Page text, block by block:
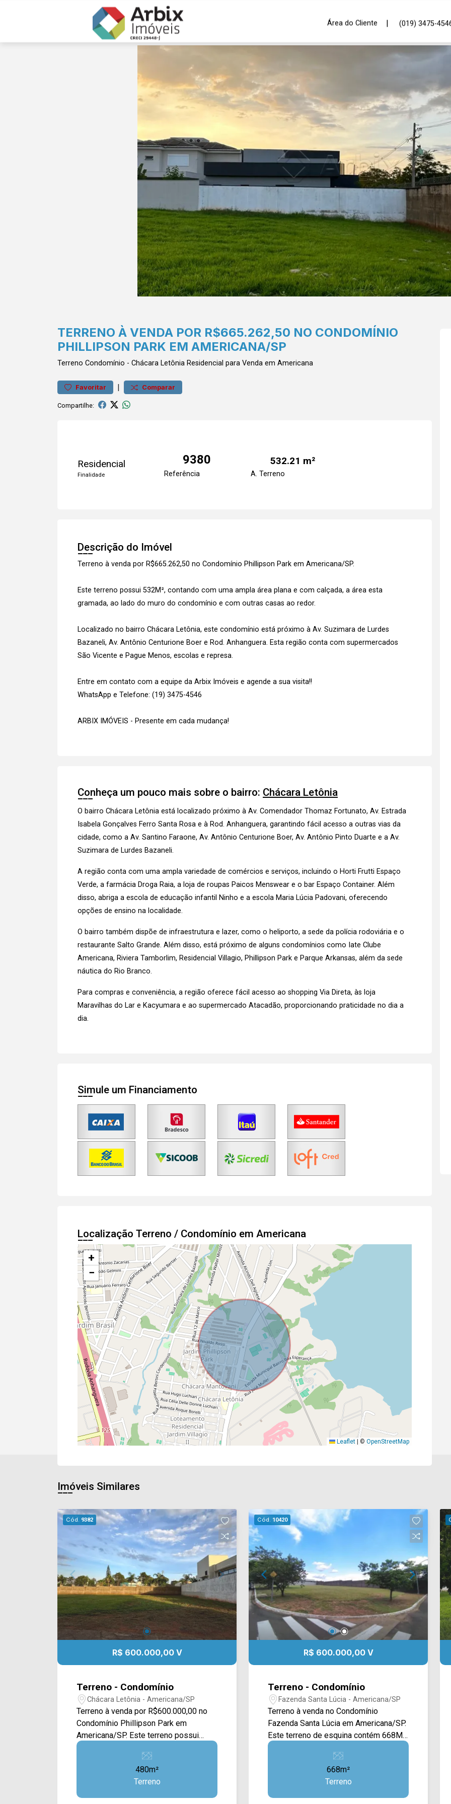
Área do Cliente | (019) 3475-
TERRENO À VENDA POR R$665.262,50 NO CONDOMÍNIO
PHILLIPSON PARK EM AMERICANA/SP
Terreno Condomínio - Chácara Letônia Residencial para Venda em Americana
Favoritar | Comparar
Compartilhe:
Residencial
Finalidade
9380
Referência
532.21 m²
A. Terreno
Descrição do Imóvel
Terreno à venda por R$665.262,50 no Condomínio Phillipson Park em Americana/SP.
Este terreno possui 532M², contando com uma ampla área plana e com calçada, a área esta
gramada, ao lado do muro do condomínio e com outras casas ao redor.
Localizado no bairro Chácara Letônia, este condomínio está próximo à Av. Suzimara de Lurdes
Bazaneli, Av. Antônio Centurione Boer e Rod. Anhanguera. Esta região conta com supermercados
São Vicente e Pague Menos, escolas e represa.
Entre em contato com a equipe da Arbix Imóveis e agende a sua visita!!
WhatsApp e Telefone: (19) 3475-4546
ARBIX IMÓVEIS - Presente em cada mudança!
Conheça um pouco mais sobre o bairro: Chácara Letônia
O bairro Chácara Letônia está localizado próximo à Av. Comendador Thomaz Fortunato, Av. Estrada
Isabela Gonçalves Ferro Santa Rosa e à Rod. Anhanguera, garantindo fácil acesso a outras vias da
cidade, como a Av. Santino Faraone, Av. Antônio Centurione Boer, Av. Antônio Pinto Duarte e a Av.
Suzimara de Lurdes Bazaneli.
A região conta com uma ampla variedade de comércios e serviços, incluindo o Horti Frutti Espaço
Verde, a farmácia Droga Raia, a loja de roupas Paicos Menswear e o bar Espaço Container. Além
disso, abriga a escola de educação infantil Ninho e a escola Maria Lúcia Padovani, oferecendo
opções de ensino na localidade.
O bairro também dispõe de infraestrutura e lazer, como o heliporto, a sede da polícia rodoviária e o
restaurante Salto Grande. Além disso, está próximo de alguns condomínios como Iate Clube
Americana, Riviera Tamborlim, Residencial Villagio, Phillipson Park e Parque Arkansas, além da sede
náutica do Rio Branco.
Para compras e conveniência, a região oferece fácil acesso ao shopping Via Direta, às loja
Maravilhas do Lar e Kacyumara e ao supermercado Atacadão, proporcionando praticidade no dia a
dia.
Simule um Financiamento
Localização Terreno / Condomínio em Americana
+
−
Leaflet © OpenStreetMap
Imóveis Similares
Cód. 9382
R$ 600.000,00 V
Terreno - Condomínio
Chácara Letônia - Americana/SP
Terreno à venda por R$600.000,00 no
Condomínio Phillipson Park em
Americana/SP. Este terreno possui
480M², contando com uma ampla área
plana e com calçada, a área esta
gramada e próximo ao muro do
Chácara Letônia, este condomínio está
480m²
Terreno
Cód. 10420
R$ 600.000,00 V
Terreno - Condomínio
Fazenda Santa Lúcia - Americana/SP
Terreno à venda no Condomínio
Fazenda Santa Lúcia em Americana/SP.
Este terreno de esquina contém 668M²,
possuindo uma ampla plana e gramada,
não possuindo viela e estando em uma
Fazenda Santa Lucia em Americana,
este condomínio esta próximo a
668m²
Terreno